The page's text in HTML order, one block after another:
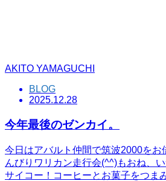
AKITO YAMAGUCHI
BLOG
2025.12.28
今年最後のゼンカイ。
今日はアバルト仲間で筑波2000をお
んびりワリカン走行会(^^)もおね、
サイコー！コーヒーとお菓子をつま